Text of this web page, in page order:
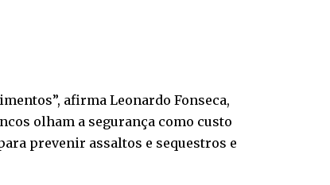
afirma Leonardo Fonseca,
olham a segurança como custo
prevenir assaltos e sequestros e